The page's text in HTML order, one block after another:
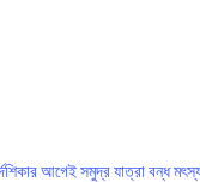
আগেই সমুদ্র যাত্রা বন্ধ